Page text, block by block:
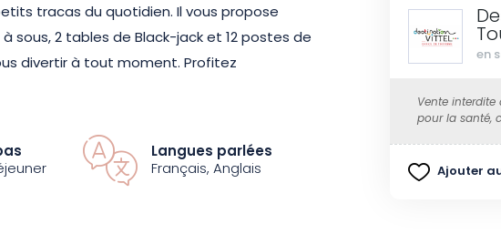
tracas du quotidien. Il vous propose
sous, 2 tables de Black-jack et 12 postes de
divertir à tout moment. Profitez
jeux amusants et tentez de décrocher le
offerts pour augmenter vos chances de
Langues parlées
Français, Anglais
en
Vente
pour la santé,
Ajouter